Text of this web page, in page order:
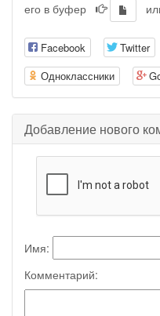
его в буфер
Facebook Twitter
Одноклассники
Добавление нового
Имя:
Комментарий: